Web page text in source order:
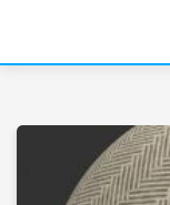
PNG-PSD